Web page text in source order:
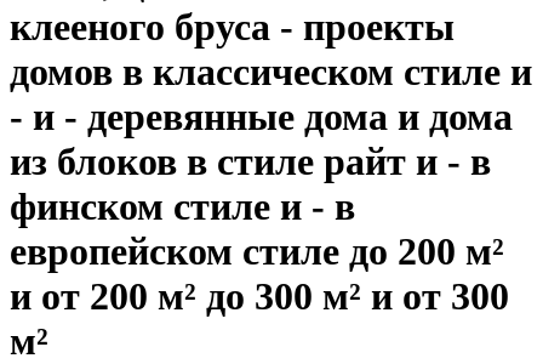
клееного бруса - проекты
домов в классическом стиле и
- и - деревянные дома и дома
из блоков в стиле райт и - в
финском стиле и - в
европейском стиле до 200 м²
и от 200 м² до 300 м² и от 300
м²